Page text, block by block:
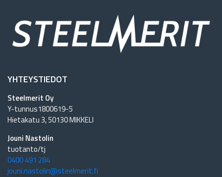
YHTEYSTIEDOT
Steelmerit Oy
Y-tunnus1800619-5
Hietakatu 3, 50130 MIKKELI
Jouni Nastolin
tuotanto/tj
0400 491 284
jouni.nastolin@steelmerit.fi